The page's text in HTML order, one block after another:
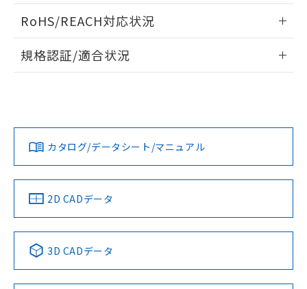
動作チャート
ドすることができます。
ログイン/会員登録
ダウンロードデータをご利用いただく前に、以下を必ずお読
みください。
ソフトウェアの使用条件
RoHS/REACH対応状況
EU RoHS 注意事項・凡例
対応済み
中国 RoHS 注意事項・凡例
Pb Hg Cd Cr(VI)
規格認証/適合状況
LR型式承認
（イギリス
船舶規格）
DNV型式承認
（ノルウェー
BV型式承認
（フランス
KR型式
（韓国
No No No No
この製品の規格認証/適合状況ページへ
その他の認証はこちらのページからご検索ください
カタログ/データシート/マニュアル
2D CADデータ
3D CADデータ
物質の対応では、対応完了までの期間は出
荷製品に未対応品が混在することから備考
欄に対応日を記載しておりました。
既に当社にて対応品への在庫切替を完了
していることから、特段のことがない限